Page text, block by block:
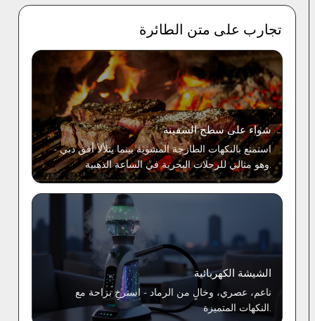
تجارب على متن الطائرة
شواء على سطح السفينة
استمتع بالنكهات الطازجة المشوية بينما يتلألأ أفق دبي -
وهو مثالي للرحلات البحرية في الساعة الذهبية.
الشيشة الكهربائية
ناعم، عصري، وخالٍ من الرماد - استرخِ براحة مع
النكهات المتميزة.